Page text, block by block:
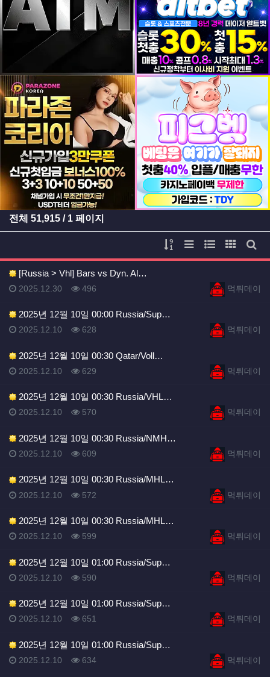
등록일 등록일
등록일 등록일
등록일 등록일
전체 51,915 / 1 페이지
게시물 정렬
리스트 스타일
웹진 스타일
갤러리
게
[Russia > Vhl] Bars vs Dyn. Al…
등록자먹튀데이
등록일
2025.12.30 조회
496
2025년 12월 10일 00:00 Russia/Sup…
등록자먹튀데이
등록일
2025.12.10 조회
628
2025년 12월 10일 00:30 Qatar/Voll…
등록자먹튀데이
등록일
2025.12.10 조회
629
2025년 12월 10일 00:30 Russia/VHL…
등록자먹튀데이
등록일
2025.12.10 조회
570
2025년 12월 10일 00:30 Russia/NMH…
등록자먹튀데이
등록일
2025.12.10 조회
609
2025년 12월 10일 00:30 Russia/MHL…
등록자먹튀데이
등록일
2025.12.10 조회
572
2025년 12월 10일 00:30 Russia/MHL…
등록자먹튀데이
등록일
2025.12.10 조회
599
2025년 12월 10일 01:00 Russia/Sup…
등록자먹튀데이
등록일
2025.12.10 조회
590
2025년 12월 10일 01:00 Russia/Sup…
등록자먹튀데이
등록일
2025.12.10 조회
651
2025년 12월 10일 01:00 Russia/Sup…
등록자먹튀데이
등록일
2025.12.10 조회
634